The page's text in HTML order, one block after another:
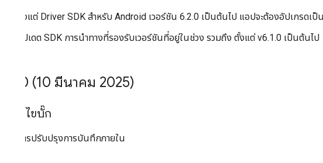
ตั้งแต่ Driver SDK สำหรับ Android เวอร์ชัน 6.2.0 เป็นต้นไป แอปจะต้องอัปเกรดเป็
อัปเดต SDK การนำทางที่รองรับเวอร์ชันที่อยู่ในช่วง รวมถึง ตั้งแต่ v6.1.0 เป็นต้นไป
0 (10 มีนาคม 2025)
การแก้ไขบั๊ก
การปรับปรุงการบันทึกภายใน